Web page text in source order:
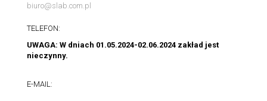
biuro@slab.com.pl
TELEFON:
UWAGA: W dniach 01.05.2024-02.06.2024 zakład jest
nieczynny.
E-MAIL: